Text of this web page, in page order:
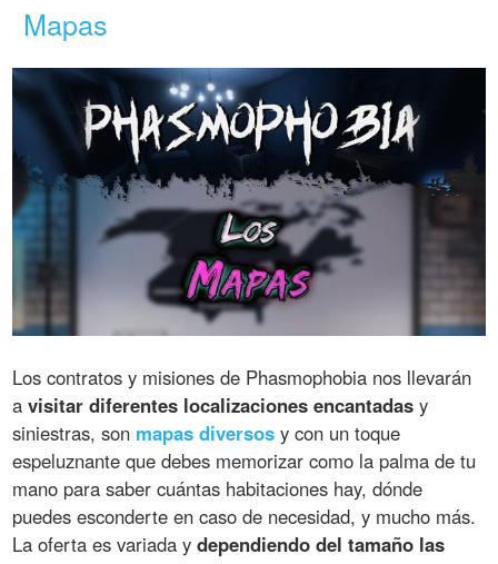
Mapas
Los contratos y misiones de Phasmophobia nos llevarán
avisitar diferentes localizaciones encantadas y
siniestras, son mapas diversos y con un toque
espeluznante que debes memorizar como la palma de tu
mano para saber cuántas habitaciones hay, dónde
puedes esconderte en caso de necesidad, y mucho más.
La oferta es variada ydependiendo del tamaño las